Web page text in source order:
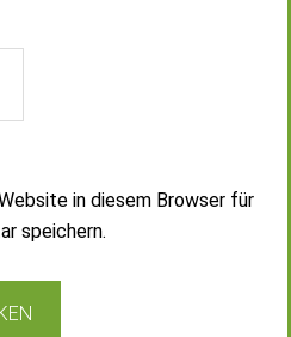
in diesem Browser für
speichern.